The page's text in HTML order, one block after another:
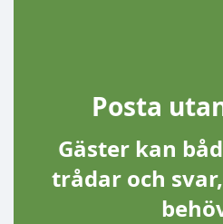
Posta
Gäster kan
trådar och